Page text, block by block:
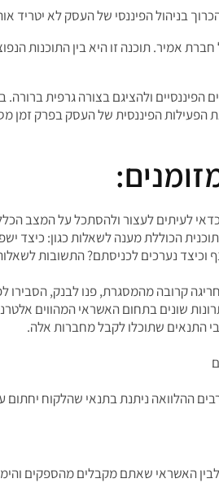
בניהול הפיננסי של העסק לא יטריד
אמיר. תוכנה זו היא בין התוכנות
ולהציגם בצורה גרפית ברורה.
הפיננסית של העסק בפרק זמן
לעיתים לעצור ולהסתכל על המצב
הכוללת מענה לשאלות כגון: כיצד
נערכים לכניסתם? התשובות
קרובה מהמסגרת, פנו לבנק, הסבירו
שונים בתחום האשראי המהווים
התנאים שתוכלו לקבל מחברות אלה.
ההלוואה ניתנת בתנאי שהלקוח
האשראי שאתם מקבלים מהספקים